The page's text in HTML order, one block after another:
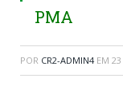
PMA
POR CR2-ADMIN4 EM 23